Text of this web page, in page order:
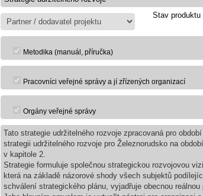
Stav produktu
Metodika (manuál, příručka)
Pracovníci veřejné správy a jí zřízených organizací
Orgány veřejné správy
Tato strategie udržitelného rozvoje zpracovaná pro
strategii udržitelného rozvoje pro Železnorudsko na
v kapitole 2.
Strategie formuluje společnou strategickou rozvojovou
která na základě názorové shody všech subjektů
schválení strategického plánu, vyjadřuje obecnou